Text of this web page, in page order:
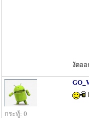
งัดอ
กระทู้: 0